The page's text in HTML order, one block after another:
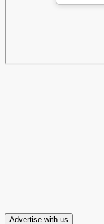
Advertise with us